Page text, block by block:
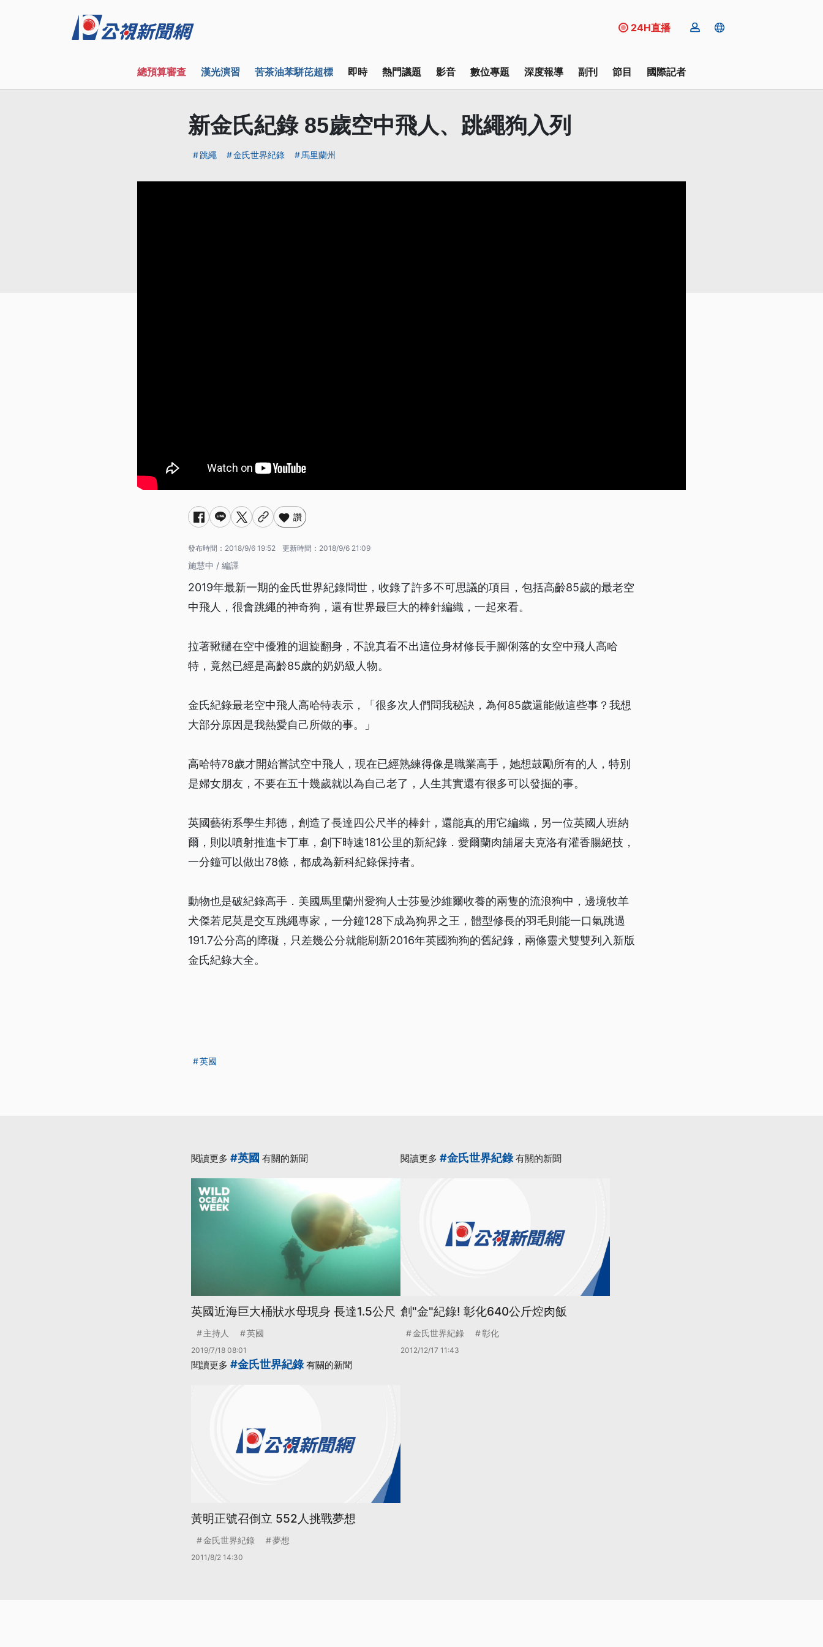
24H直播
總預算審查 漢光演習 苦茶油苯駢芘超標 即時 熱門議題 影音 數位專題 深度報導 副刊 節目 國際記者
新金氏紀錄 85歲空中飛人、跳繩狗入列
跳繩 金氏世界紀錄 馬里蘭州
讚
發布時間： 2018/9/6 19:52 更新時間： 2018/9/6 21:09
施慧中 / 編譯
2019年最新一期的金氏世界紀錄問世，收錄了許多不可思議的項目，包括高齡85歲的最老空
中飛人，很會跳繩的神奇狗，還有世界最巨大的棒針編織，一起來看。
拉著鞦韆在空中優雅的迴旋翻身，不說真看不出這位身材修長手腳俐落的女空中飛人高哈
特，竟然已經是高齡85歲的奶奶級人物。
金氏紀錄最老空中飛人高哈特表示，「很多次人們問我秘訣，為何85歲還能做這些事？我想
大部分原因是我熱愛自己所做的事。」
高哈特78歲才開始嘗試空中飛人，現在已經熟練得像是職業高手，她想鼓勵所有的人，特別
是婦女朋友，不要在五十幾歲就以為自己老了，人生其實還有很多可以發掘的事。
英國藝術系學生邦德，創造了長達四公尺半的棒針，還能真的用它編織，另一位英國人班納
爾，則以噴射推進卡丁車，創下時速181公里的新紀錄．愛爾蘭肉舖屠夫克洛有灌香腸絕技，
一分鐘可以做出78條，都成為新科紀錄保持者。
動物也是破紀錄高手．美國馬里蘭州愛狗人士莎曼沙維爾收養的兩隻的流浪狗中，邊境牧羊
犬傑若尼莫是交互跳繩專家，一分鐘128下成為狗界之王，體型修長的羽毛則能一口氣跳過
191.7公分高的障礙，只差幾公分就能刷新2016年英國狗狗的舊紀錄，兩條靈犬雙雙列入新版
金氏紀錄大全。
英國
閱讀更多 #英國 有關的新聞
英國近海巨大桶狀水母現身 長達1.5公尺
主持人 英國
2019/7/18 08:01
閱讀更多 #金氏世界紀錄有關的新聞
創"金"紀錄! 彰化640公斤焢肉飯
金氏世界紀錄 彰化
2012/12/17 11:43
閱讀更多 #金氏世界紀錄有關的新聞
黃明正號召倒立 552人挑戰夢想
金氏世界紀錄 夢想
2011/8/2 14:30